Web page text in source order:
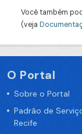
Você também
(veja
O Portal
Sobre o Portal
Padrão de
Recife